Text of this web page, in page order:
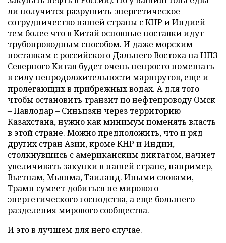
ли получится разрушить энергетическое
сотрудничество нашей страны с КНР и Индией –
тем более что в Китай основные поставки идут
трубопроводным способом. И даже морским
поставкам с российского Дальнего Востока на НПЗ
Северного Китая будет очень непросто помешать
в силу непродолжительности маршрутов, еще и
пролегающих в прибрежных водах. А для того
чтобы остановить транзит по нефтепроводу Омск
– Павлодар – Синьцзян через территорию
Казахстана, нужно как минимум поменять власть
в этой стране. Можно предположить, что и ряд
других стран Азии, кроме КНР и Индии,
столкнувшись с американским диктатом, начнет
увеличивать закупки в нашей стране, например,
Вьетнам, Мьянма, Таиланд. Иными словами,
Трамп сумеет добиться не мирового
энергетического господства, а еще большего
разделения мирового сообщества.
И это в лучшем для него случае.